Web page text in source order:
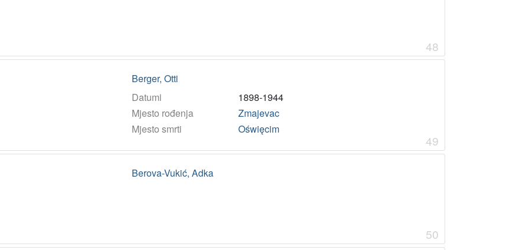
48
Berger, Otti
Datumi
1898-1944
Mjesto rođenja
Zmajevac
Mjesto smrti
Oświęcim
49
Berova-Vukić, Adka
50